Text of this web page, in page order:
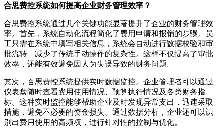
合思费控系统如何提高企业财务管理效率？
合思费控系统通过几个关键功能显著提升了企业的财务管理效
率。首先，系统自动化流程简化了费用申请和报销的步骤。员
工只需在系统中填写相关信息，系统会自动进行数据校验和审
批流转，减少了传统手动操作的复杂性。这样不仅提高了审批
效率，还能有效避免因人为失误导致的财务问题。
其次，合思费控系统提供实时数据监控。企业管理者可以通过
仪表盘随时查看费用使用情况、预算执行情况及各类财务指
标。这种实时监控能够帮助企业及时发现异常支出，迅速采取
措施，避免不必要的资金损失。通过数据分析，企业还可以识
别出费用使用的高频项，进行针对性的控制与优化。